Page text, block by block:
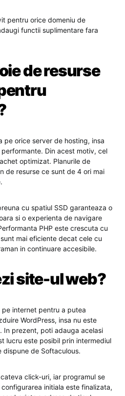
pentru orice domeniu de
functii suplimentare fara
de resurse
pe orice server de hosting, insa
Din acest motiv, cel
optimizat. Planurile de
de resurse ce sunt de 4 ori mai
cu spatiul SSD garanteaza o
si o experienta de navigare
PHP este crescuta cu
mai eficiente decat cele cu
in continuare accesibile.
site-ul web?
pe internet pentru a putea
WordPress, insa nu este
In prezent, poti adauga acelasi
lucru este posibil prin intermediul
dispune de Softaculous.
click-uri, iar programul se
initiala este finalizata,